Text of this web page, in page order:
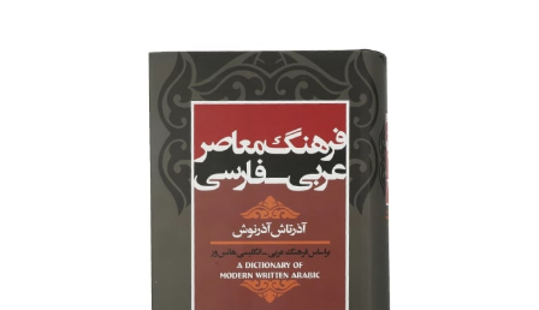
دیکشنری عربی به فارسی و فارسی به عربی آنلاین یاسین